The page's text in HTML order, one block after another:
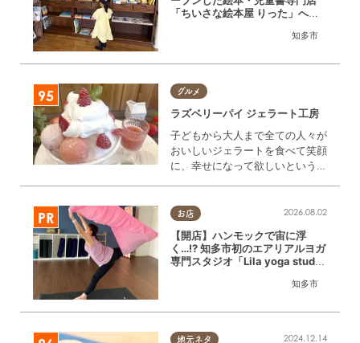
知多市
「ちいさな絵本屋 りった」へ行
グルメ
ラズベリーパイ ジェラート工房
子どもから大人まで全ての人々が
おいしいジェラートを食べて笑顔
に、幸せになって欲しいという願
お店
知多市
2026.08.02
【開店】ハンモックで宙に浮
く…!? 知多市初のエアリアルヨガ
専門スタジオ「Lila yoga studi
地元ネタ 2024.12.14